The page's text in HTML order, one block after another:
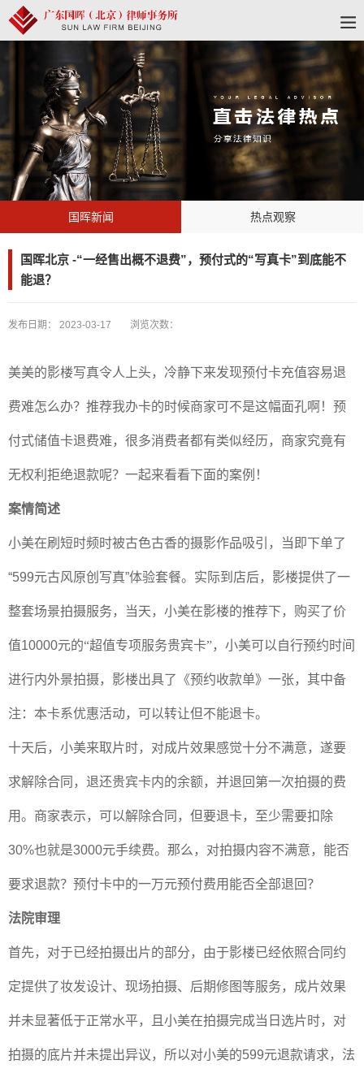
国晖新闻 热点观察
国晖北京 -“一经售出概不退费”，预付式的“写真卡”到底能不
能退？
发布日期： 2023-03-17 浏览次数：
美美的影楼写真令人上头，冷静下来发现预付卡充值容易退
费难怎么办？推荐我办卡的时候商家可不是这幅面孔啊！预
付式储值卡退费难，很多消费者都有类似经历，商家究竟有
无权利拒绝退款呢？一起来看看下面的案例！
案情简述
小美在刷短时频时被古色古香的摄影作品吸引，当即下单了
“599元古风原创写真”体验套餐。实际到店后，影楼提供了一
整套场景拍摄服务，当天，小美在影楼的推荐下，购买了价
值10000元的“超值专项服务贵宾卡”，小美可以自行预约时间
进行内外景拍摄，影楼出具了《预约收款单》一张，其中备
注：本卡系优惠活动，可以转让但不能退卡。
十天后，小美来取片时，对成片效果感觉十分不满意，遂要
求解除合同，退还贵宾卡内的余额，并退回第一次拍摄的费
用。商家表示，可以解除合同，但要退卡，至少需要扣除
30%也就是3000元手续费。那么，对拍摄内容不满意，能否
要求退款？预付卡中的一万元预付费用能否全部退回？
法院审理
首先，对于已经拍摄出片的部分，由于影楼已经依照合同约
定提供了妆发设计、现场拍摄、后期修图等服务，成片效果
并未显著低于正常水平，且小美在拍摄完成当日选片时，对
拍摄的底片并未提出异议，所以对小美的599元退款请求，法